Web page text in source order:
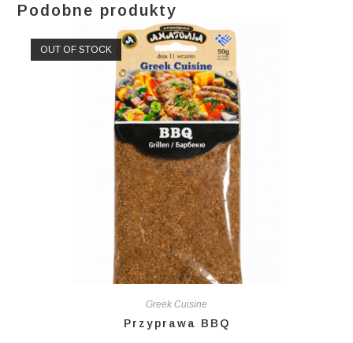
Podobne produkty
OUT OF STOCK
Greek Cuisine
Przyprawa BBQ